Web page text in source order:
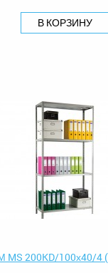
В КОРЗИНУ
MS 200KD/100х40/4